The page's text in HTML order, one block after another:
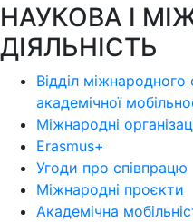
НАУКОВА І
ДІЯЛЬНІСТЬ
Відділ міжнародного
академічної
Міжнародні
Erasmus+
Угоди про співпрацю
Міжнародні проєкти
Академічна